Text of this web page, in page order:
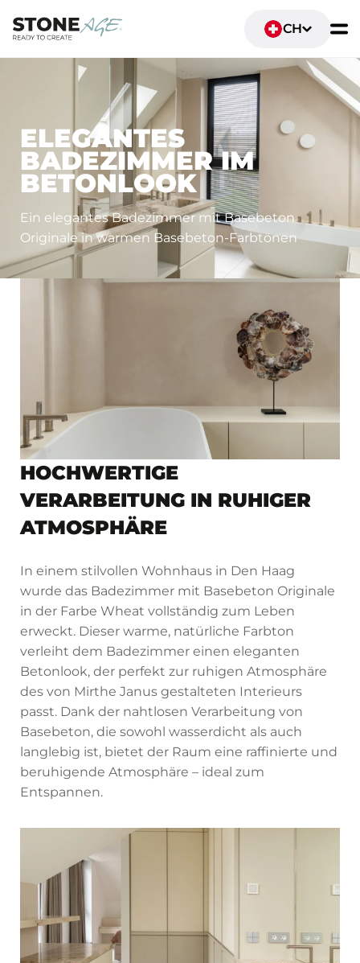
SANITÄRANLAGEN UND BADEZIMMER
ELEGANTES
BADEZIMMER IM
BETONLOOK
Ein elegantes Badezimmer mit Basebeton
Originale in warmen Basebeton-Farbtönen
CH
HOCHWERTIGE
VERARBEITUNG IN RUHIGER
ATMOSPHÄRE
In einem stilvollen Wohnhaus in Den Haag
wurde das Badezimmer mit Basebeton Originale
in der Farbe Wheat vollständig zum Leben
erweckt. Dieser warme, natürliche Farbton
verleiht dem Badezimmer einen eleganten
Betonlook, der perfekt zur ruhigen Atmosphäre
des von Mirthe Janus gestalteten Interieurs
passt. Dank der nahtlosen Verarbeitung von
Basebeton, die sowohl wasserdicht als auch
langlebig ist, bietet der Raum eine raffinierte und
beruhigende Atmosphäre – ideal zum
Entspannen.